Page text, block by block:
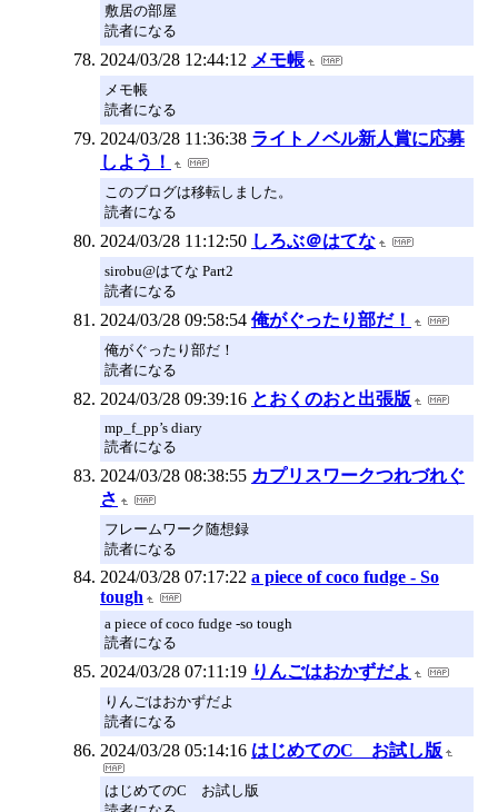
敷居の部屋
読者になる
2024/03/28 12:44:12 メモ帳
メモ帳
読者になる
2024/03/28 11:36:38 ライトノベル新人賞に応募
しよう！
このブログは移転しました。
読者になる
2024/03/28 11:12:50 しろぶ＠はてな
sirobu@はてな Part2
読者になる
2024/03/28 09:58:54 俺がぐったり部だ！
俺がぐったり部だ！
読者になる
2024/03/28 09:39:16 とおくのおと出張版
mp_f_pp’s diary
読者になる
2024/03/28 08:38:55 カプリスワークつれづれぐ
さ
フレームワーク随想録
読者になる
2024/03/28 07:17:22 a piece of coco fudge - So
tough
a piece of coco fudge -so tough
読者になる
2024/03/28 07:11:19 りんごはおかずだよ
りんごはおかずだよ
読者になる
2024/03/28 05:14:16 はじめてのC お試し版
はじめてのC お試し版